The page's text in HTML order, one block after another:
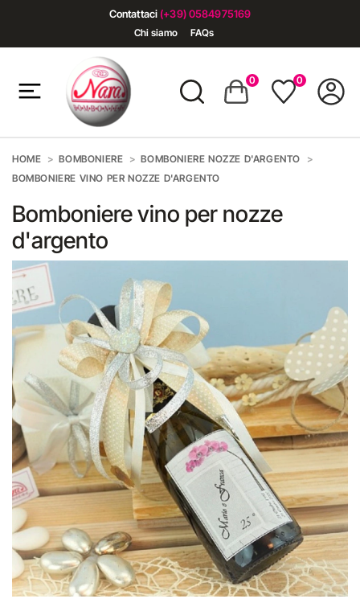
Contattaci (+39) 0584975169
Chi siamo FAQs
0 0
HOME BOMBONIERE
BOMBONIERE NOZZE D'ARGENTO
BOMBONIERE VINO PER NOZZE D'ARGENTO
Bomboniere vino per nozze
d'argento